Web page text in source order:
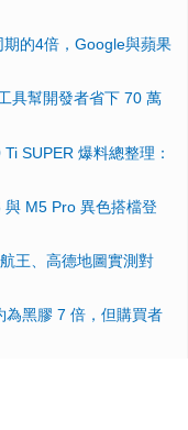
的4倍，Google與蘋果
具幫開發者省下 70 萬
SUPER 爆料總整理：
M5 Pro 異色搭檔登
王、高德地圖實測對
為黑膠 7 倍，但購買者